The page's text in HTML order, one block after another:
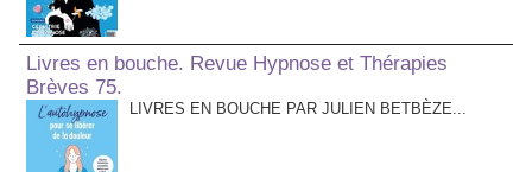
Livres en bouche. Revue Hypnose et Thérapies
Brèves 75.
LIVRES EN BOUCHE PAR JULIEN BETBÈZE...